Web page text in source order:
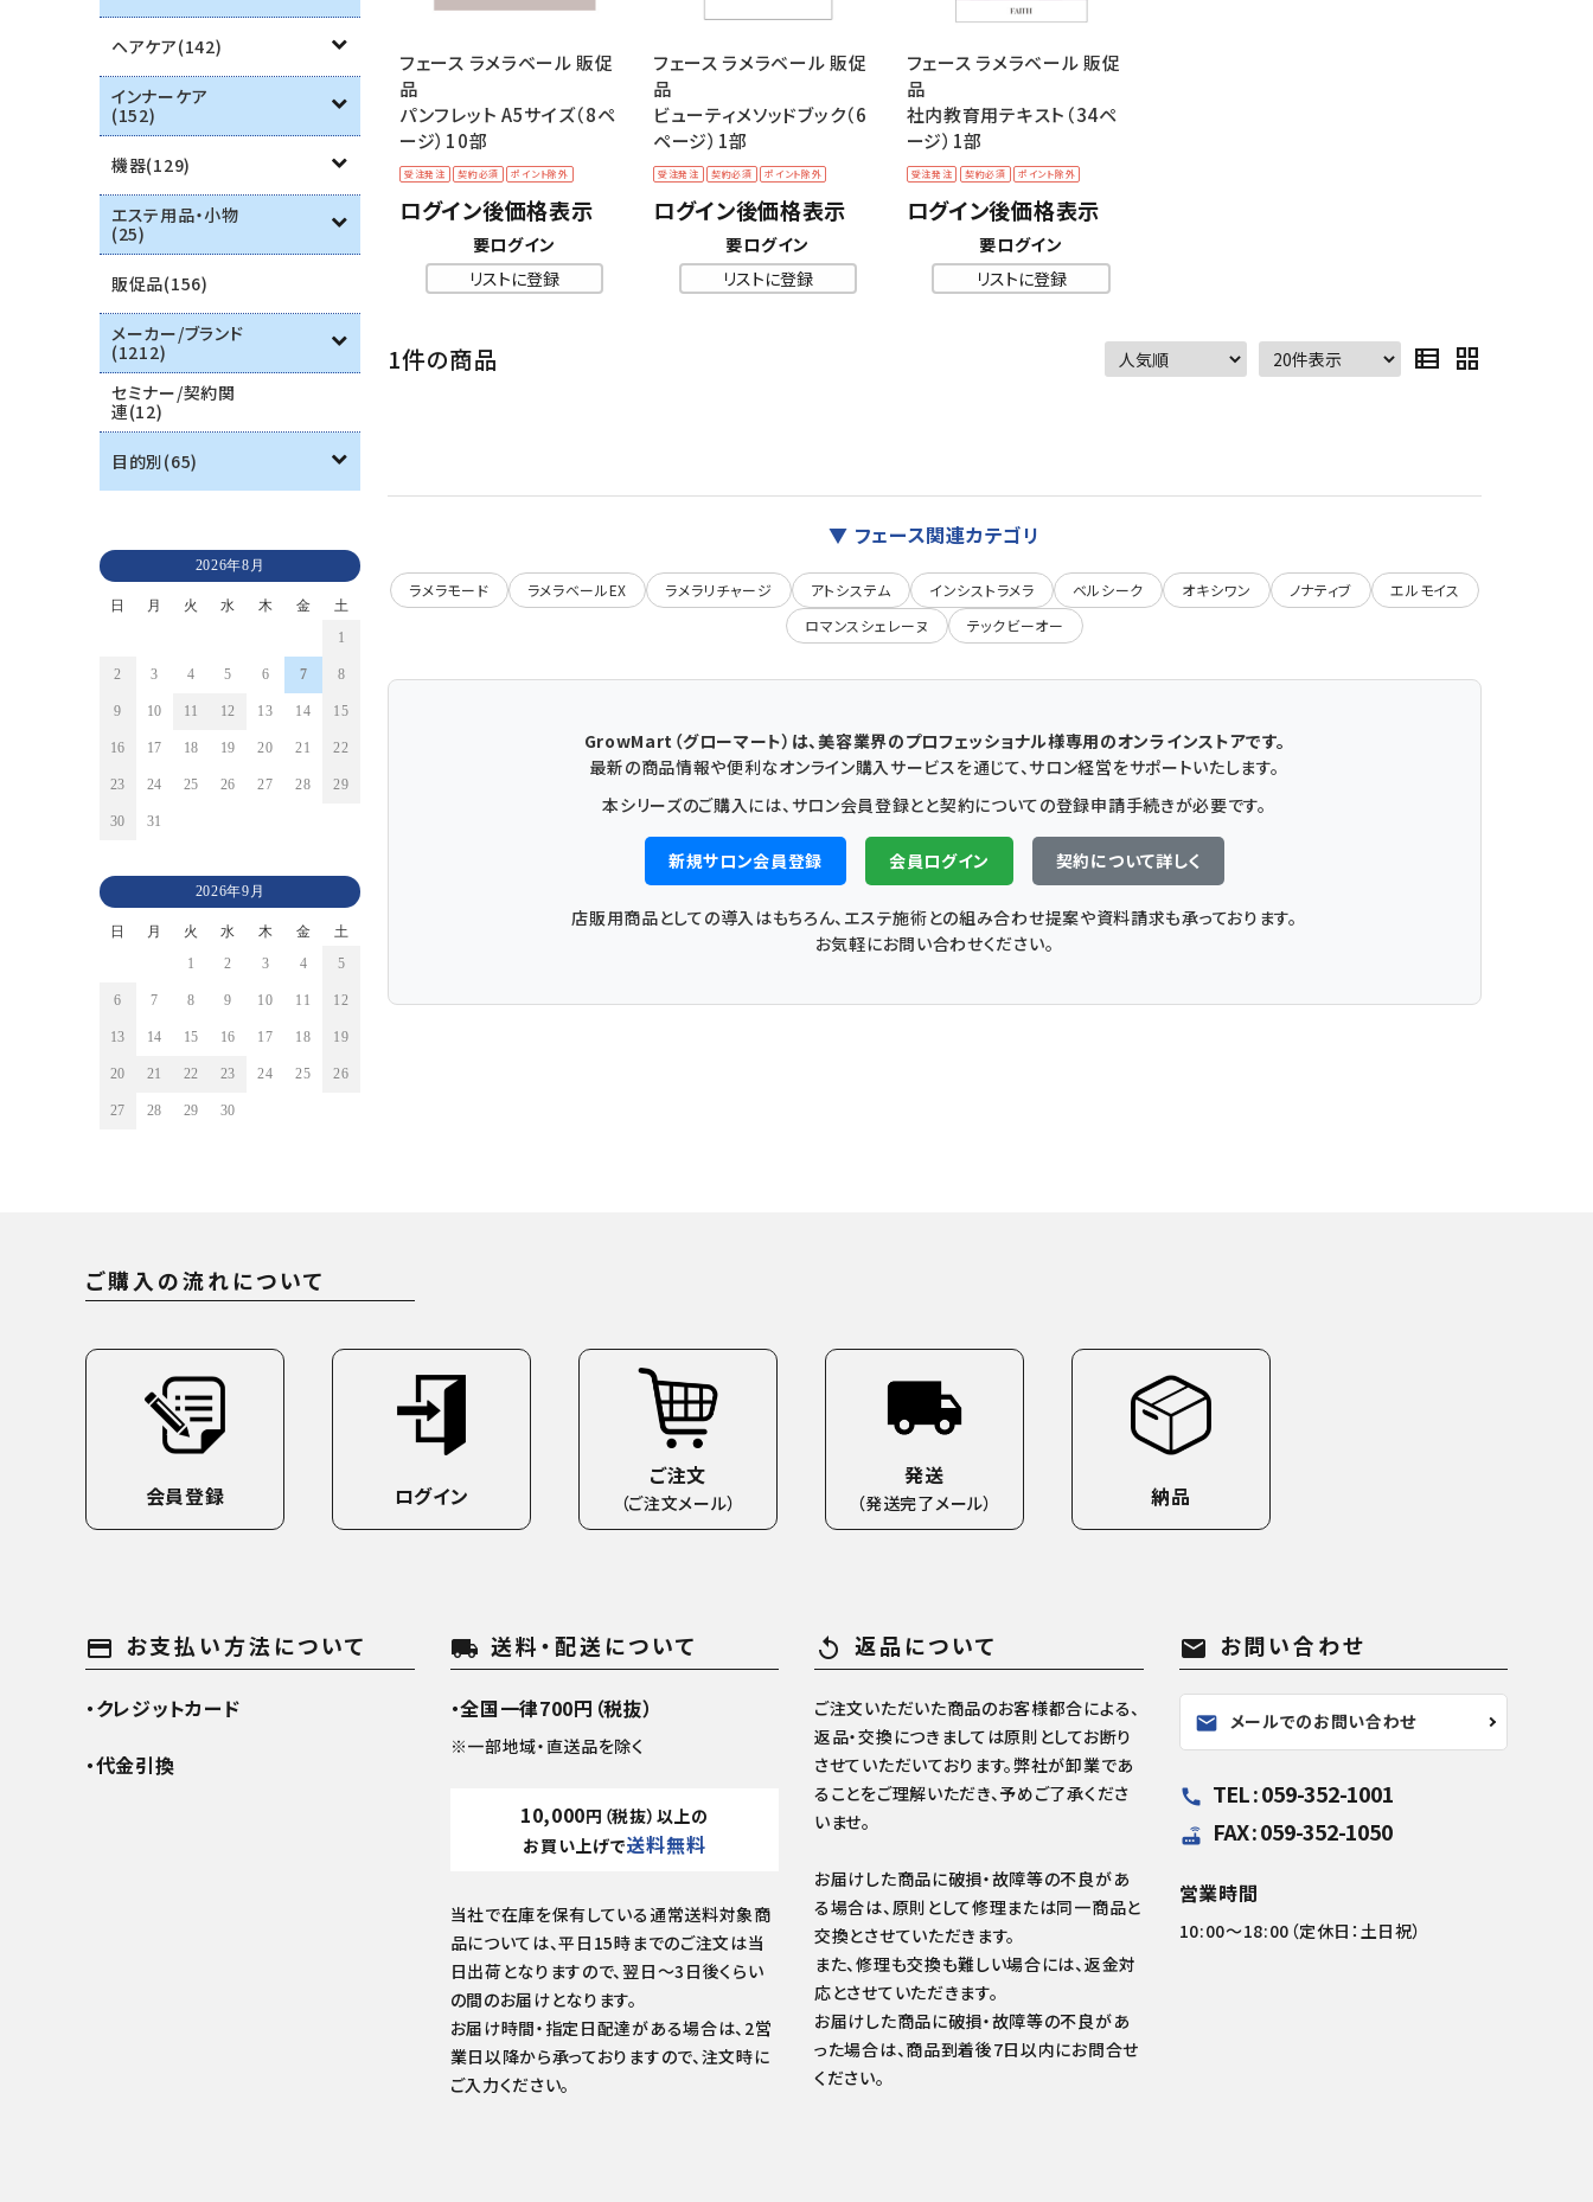
お問い合わせ
ヘアケア(142)
インナーケア
(152)
機器(129)
エステ用品・小物
(25)
販促品(156)
メーカー/ブランド
(1212)
セミナー/契約関
連(12)
目的別(65)
2026年8月
日 月 火 水 木 金
土
1
2 3 4 5 6 7 8
9 10 11 12 13 14 15
16 17 18 19 20 21 22
23 24 25 26 27 28 29
30 31
2026年9月
日 月 火 水 木 金
土
1
2 3 4 5
6 7 8 9 10 11 12
13 14 15 16 17 18 19
20 21 22 23 24 25 26
27 28 29 30
受注発注 契約必須 ポイント除外
フェース ラメラベール 販促
品
パンフレット A5サイズ（8ペ
ージ）10部
ログイン後価格表示
要ログイン
リストに登録
受注発注 契約必須 ポイント除外
フェース ラメラベール 販促
品
ビューティメソッドブック（6
ページ）1部
ログイン後価格表示
要ログイン
リストに登録
受注発注 契約必須 ポイント除外
フェース ラメラベール 販促
品
社内教育用テキスト（34ペ
ージ）1部
ログイン後価格表示
要ログイン
リストに登録
1件の商品 view_list grid_view
▼ フェース関連カテゴリ
ラメラモード ラメラベールEX ラメラリチャージ アトシステム インシストラメラ ベルシーク オキシワン ノナティブ
エルモイス
ロマンスシェレーヌ
テックビーオー
GrowMart（グローマート）は、美容業界のプロフェッショナル様専用のオンラインストアです。
最新の商品情報や便利なオンライン購入サービスを通じて、サロン経営をサポートいたします。
本シリーズのご購入には、サロン会員登録とと契約についての登録申請手続きが必要です。
新規サロン会員登録 会員ログイン 契約について詳しく
店販用商品としての導入はもちろん、エステ施術との組み合わせ提案や資料請求も承っております。
お気軽にお問い合わせください。
ご購入の流れについて
会員登録 ログイン
ご注文
（ご注文メール）
発送
（発送完了メール） 納品
payment お支払い方法について
・クレジットカード
・代金引換
local_shipping 送料・配送について
・全国一律700円（税抜）
※一部地域・直送品を除く
10,000円（税抜）以上の
お買い上げで送料無料
当社で在庫を保有している通常送料対象商
品については、平日15時までのご注文は当
日出荷となりますので、翌日～3日後くらい
の間のお届けとなります。
お届け時間・指定日配達がある場合は、2営
業日以降から承っておりますので、注文時に
ご入力ください。
replay 返品について
ご注文いただいた商品のお客様都合による、
返品・交換につきましては原則としてお断り
させていただいております。弊社が卸業であ
ることをご理解いただき、予めご了承くださ
いませ。
お届けした商品に破損・故障等の不良があ
る場合は、原則として修理または同一商品と
交換とさせていただきます。
また、修理も交換も難しい場合には、返金対
応とさせていただきます。
お届けした商品に破損・故障等の不良があ
った場合は、商品到着後7日以内にお問合せ
ください。
mail お問い合わせ
mail メールでのお問い合わせ
call TEL : 059-352-1001
router FAX : 059-352-1050
営業時間
10:00～18:00（定休日：土日祝）